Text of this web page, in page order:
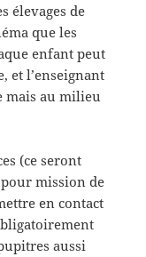
élevages de
que les
enfant peut
et l’enseignant
mais au milieu
(ce seront
mission de
en contact
aussi